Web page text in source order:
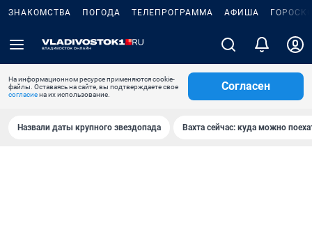
ЗНАКОМСТВА ПОГОДА ТЕЛЕПРОГРАММА АФИША
На информационном ресурсе применяются cookie-
файлы. Оставаясь на сайте, вы подтверждаете свое
согласиена их использование.
Согласен
Назвали даты крупного звездопада Вахта сейчас: куда можно